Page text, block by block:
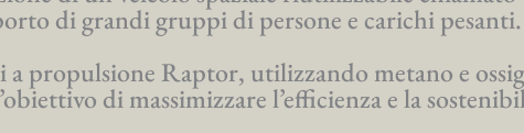
di grandi gruppi di persone e carichi pesanti.
propulsione Raptor, utilizzando metano e
di massimizzare l’efficienza e la